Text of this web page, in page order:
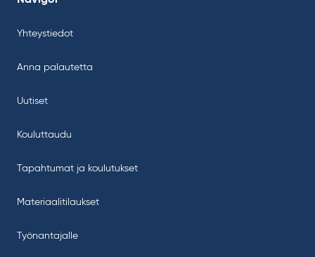
Yhteystiedot
Anna palautetta
Uutiset
Kouluttaudu
Tapahtumat ja koulutukset
Materiaalitilaukset
Työnantajalle